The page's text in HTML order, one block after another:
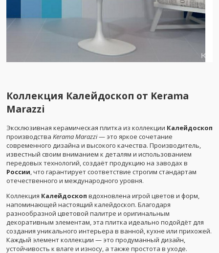
Коллекция Калейдоскоп от Kerama
Marazzi
Эксклюзивная керамическая плитка из коллекции Калейдоскоп
производства Kerama Marazzi— это яркое сочетание
современного дизайна и высокого качества. Производитель,
известный своим вниманием к деталям и использованием
передовых технологий, создаёт продукцию на заводах в
России, что гарантирует соответствие строгим стандартам
отечественного и международного уровня.
Коллекция Калейдоскоп вдохновлена игрой цветов и форм,
напоминающей настоящий калейдоскоп. Благодаря
разнообразной цветовой палитре и оригинальным
декоративным элементам, эта плитка идеально подойдёт для
создания уникального интерьера в ванной, кухне или прихожей.
Каждый элемент коллекции — это продуманный дизайн,
устойчивость к влаге и износу, а также простота в уходе.